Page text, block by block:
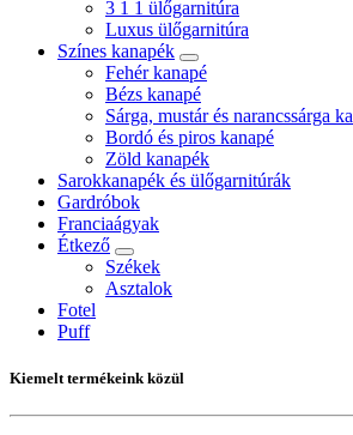
3 1 1 ülőgarnitúra
Luxus ülőgarnitúra
Színes kanapék
Fehér kanapé
Bézs kanapé
Sárga, mustár és narancssárga
Bordó és piros kanapé
Zöld kanapék
Sarokkanapék és ülőgarnitúrák
Gardróbok
Franciaágyak
Étkező
Székek
Asztalok
Fotel
Puff
Kiemelt termékeink közül